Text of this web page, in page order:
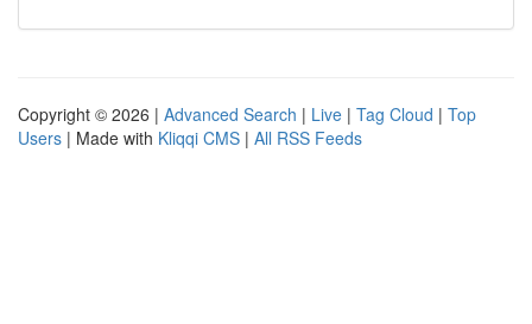
Copyright © 2026 | Advanced Search | Live | Tag Cloud | Top
Users | Made with Kliqqi CMS | All RSS Feeds